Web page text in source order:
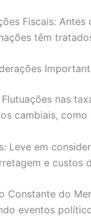
Fiscais:
têm
Flutuações nas
cambiais,
Leve em
e custos
Constante do
eventos